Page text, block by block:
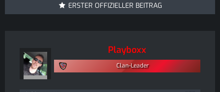
ERSTER OFFIZIELLER BEITRAG
Playboxx
Clan-Leader